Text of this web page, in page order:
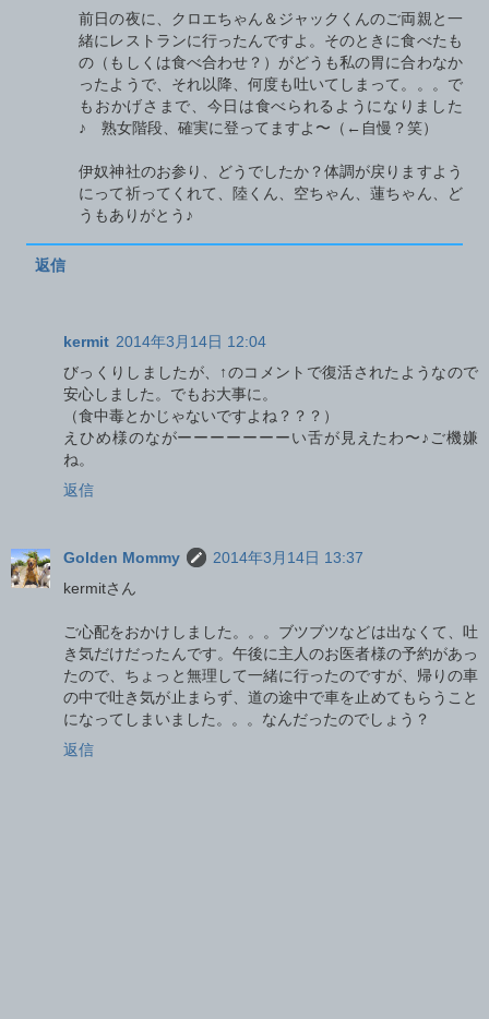
前日の夜に、クロエちゃん＆ジャックくんのご両親と一
緒にレストランに行ったんですよ。そのときに食べたも
の（もしくは食べ合わせ？）がどうも私の胃に合わなか
ったようで、それ以降、何度も吐いてしまって。。。で
もおかげさまで、今日は食べられるようになりました
♪ 熟女階段、確実に登ってますよ〜（←自慢？笑）
伊奴神社のお参り、どうでしたか？体調が戻りますよう
にって祈ってくれて、陸くん、空ちゃん、蓮ちゃん、ど
うもありがとう♪
返信
kermit 2014年3月14日 12:04
びっくりしましたが、↑のコメントで復活されたようなので
安心しました。でもお大事に。
（食中毒とかじゃないですよね？？？）
えひめ様のながーーーーーーーい舌が見えたわ〜♪ご機嫌
ね。
返信
Golden Mommy
2014年3月14日 13:37
kermitさん
ご心配をおかけしました。。。ブツブツなどは出なくて、吐
き気だけだったんです。午後に主人のお医者様の予約があっ
たので、ちょっと無理して一緒に行ったのですが、帰りの車
の中で吐き気が止まらず、道の途中で車を止めてもらうこと
になってしまいました。。。なんだったのでしょう？
返信